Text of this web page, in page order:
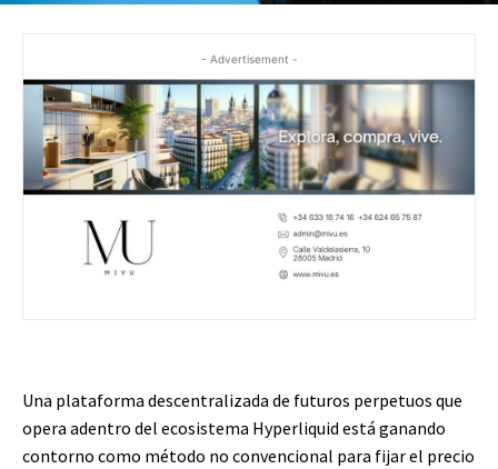
- Advertisement -
Una plataforma descentralizada de futuros perpetuos que
opera adentro del ecosistema Hyperliquid está ganando
contorno como método no convencional para fijar el precio